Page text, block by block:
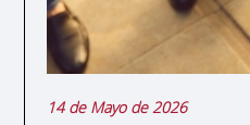
14 de Mayo de 2026